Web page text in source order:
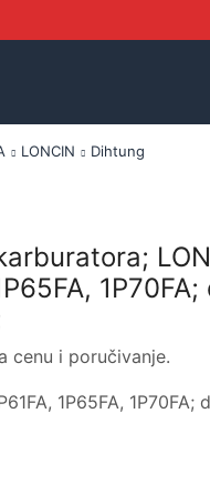
LONCIN Dihtung
cenu i poručivanje.
1P65FA, 1P70FA;